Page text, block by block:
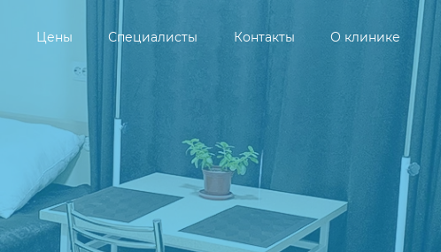
Цены Специалисты Контакты О клинике